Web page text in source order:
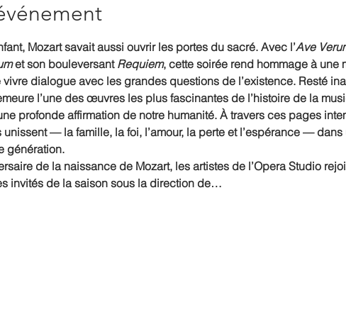
Mozart savait aussi ouvrir les portes du sacré. Avec l’Ave
et son bouleversant Requiem, cette soirée rend hommage à une
dialogue avec les grandes questions de l’existence. Resté
l’une des œuvres les plus fascinantes de l’histoire de la
profonde affirmation de notre humanité. À travers ces pages
— la famille, la foi, l’amour, la perte et l’espérance —
génération.
de la naissance de Mozart, les artistes de l’Opera Studio
invités de la saison sous la direction de…